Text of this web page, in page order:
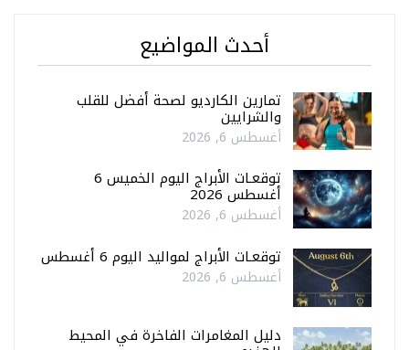
أحدث المواضيع
تمارين الكارديو لصحة أفضل للقلب
والشرايين
أغسطس 6, 2026
توقعـات الأبراج اليوم الخميس 6
أغسطس 2026
أغسطس 6, 2026
توقعـات الأبراج لمواليد اليوم 6 أغسطس
أغسطس 6, 2026
دليل المغامرات الفاخرة في المحيط